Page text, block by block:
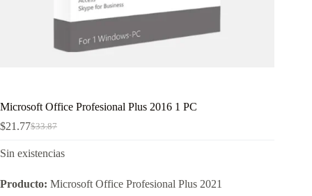
Microsoft Office Profesional Plus 2016 1 PC
$33.87
El
original
$33.87.
$21.77El
actual
$21.77.
Sin existencias
Producto: Microsoft Office Profesional Plus 2021